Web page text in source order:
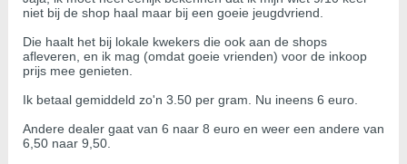
niet bij de shop haal maar bij een goeie jeugdvriend.
Die haalt het bij lokale kwekers die ook aan de shops
afleveren, en ik mag (omdat goeie vrienden) voor de inkoop
prijs mee genieten.
Ik betaal gemiddeld zo'n 3.50 per gram. Nu ineens 6 euro.
Andere dealer gaat van 6 naar 8 euro en weer een andere van
6,50 naar 9,50.